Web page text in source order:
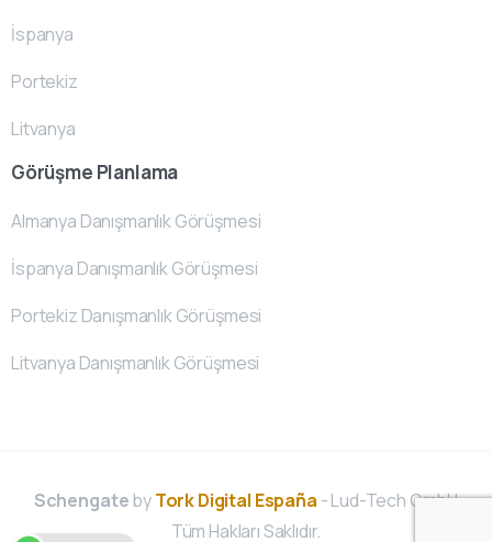
İspanya
Portekiz
Litvanya
Görüşme Planlama
Almanya Danışmanlık Görüşmesi
İspanya Danışmanlık Görüşmesi
Portekiz Danışmanlık Görüşmesi
Litvanya Danışmanlık Görüşmesi
SchengatebyTork Digital España - Lud-Tech GmbH
Tüm Hakları Saklıdır.